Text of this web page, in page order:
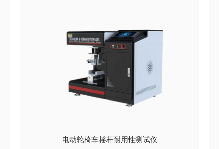
电动轮椅车摇杆耐用性测试仪